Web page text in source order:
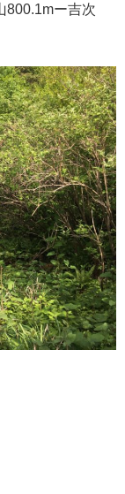
800.1mー吉次